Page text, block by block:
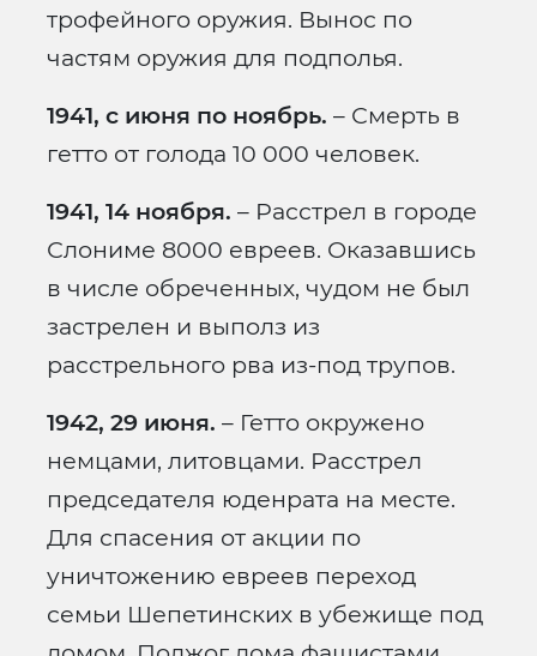
трофейного оружия. Вынос по
частям оружия для подполья.
1941, с июня по ноябрь. – Смерть в
гетто от голода 10 000 человек.
1941, 14 ноября. – Расстрел в городе
Слониме 8000 евреев. Оказавшись
в числе обреченных, чудом не был
застрелен и выполз из
расстрельного рва из-под трупов.
1942, 29 июня. – Гетто окружено
немцами, литовцами. Расстрел
председателя юденрата на месте.
Для спасения от акции по
уничтожению евреев переход
семьи Шепетинских в убежище под